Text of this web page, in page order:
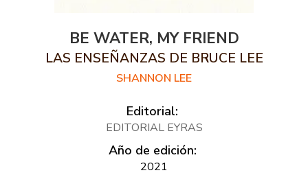
BE WATER, MY FRIEND
LAS ENSEÑANZAS DE BRUCE LEE
SHANNON LEE
Editorial:
EDITORIAL EYRAS
Año de edición:
2021